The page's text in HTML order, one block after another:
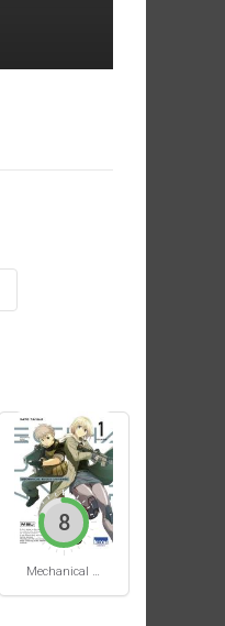
Mechanical Buddy Universe #1
8